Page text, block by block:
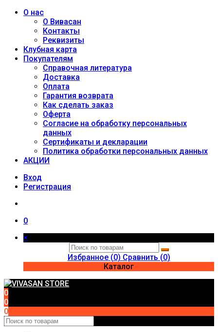
О нас
О Вивасан
Контакты
Реквизиты
Клубная карта
Покупателям
Справочная литература
Доставка
Оплата
Гарантия возврата
Как сделать заказ
Оферта
Согласие на обработку персональных
данных
Сертификаты и декларации
Политика обработки персональных данных
АКЦИИ
Вход
Регистрация
0
×
Избранное (0) Сравнить (0)
Каталог
0
0
0